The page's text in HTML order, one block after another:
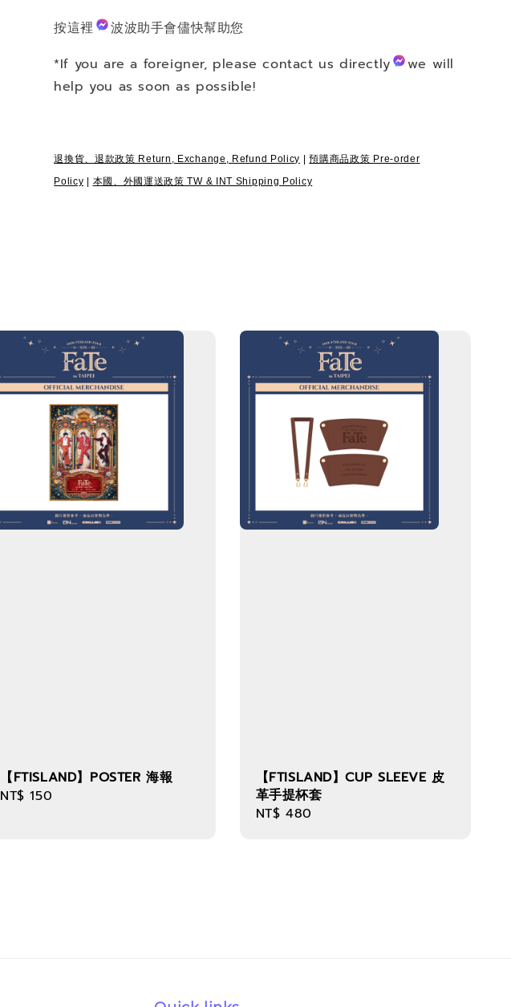
按這裡
波波助手會儘快幫助您
*If you are a foreigner, please contact us directly
we will
help you as soon as possible!
退換貨、退款政策 Return, Exchange, Refund Policy |預購商品政策 Pre-order
Policy
本國、外國運送政策 TW & INT Shipping Policy
【FTISLAND】POSTER 海報
Regular
NT$ 150
【FTISLAND】CUP SLEEVE 皮
革手提杯套
Regular
NT$ 480